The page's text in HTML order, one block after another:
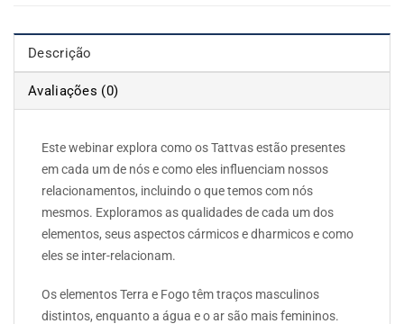
Descrição
Avaliações (0)
Este webinar explora como os Tattvas estão presentes
em cada um de nós e como eles influenciam nossos
relacionamentos, incluindo o que temos com nós
mesmos. Exploramos as qualidades de cada um dos
elementos, seus aspectos cármicos e dharmicos e como
eles se inter-relacionam.
Os elementos Terra e Fogo têm traços masculinos
distintos, enquanto a água e o ar são mais femininos.